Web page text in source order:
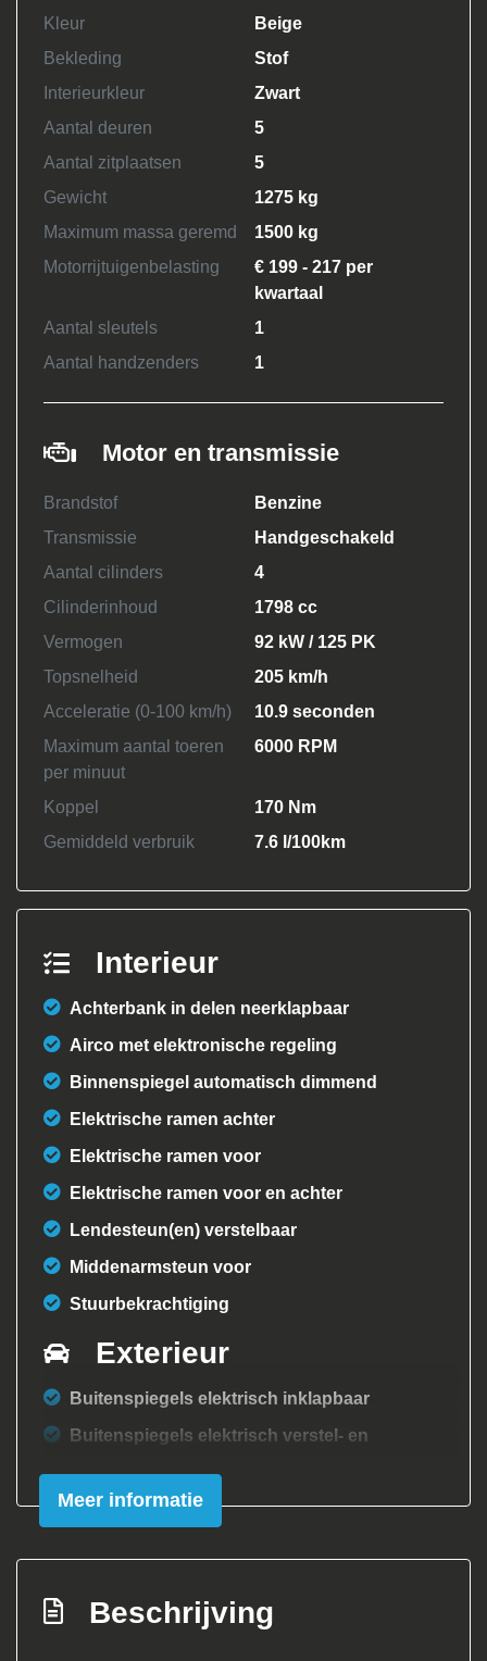
Kleur
Beige
Bekleding
Stof
Interieurkleur
Zwart
Aantal deuren
5
Aantal zitplaatsen
5
Gewicht
1275 kg
Maximum massa geremd
1500 kg
Motorrijtuigenbelasting
€ 199 - 217 per
kwartaal
Aantal sleutels
1
Aantal handzenders
1
Motor en transmissie
Brandstof
Benzine
Transmissie
Handgeschakeld
Aantal cilinders
4
Cilinderinhoud
1798 cc
Vermogen
92 kW / 125 PK
Topsnelheid
205 km/h
Acceleratie (0-100 km/h)
10.9 seconden
Maximum aantal toeren
per minuut
6000 RPM
Koppel
170 Nm
Gemiddeld verbruik
7.6 l/100km
Interieur
Achterbank in delen neerklapbaar
Airco met elektronische regeling
Binnenspiegel automatisch dimmend
Elektrische ramen achter
Elektrische ramen voor
Elektrische ramen voor en achter
Lendesteun(en) verstelbaar
Middenarmsteun voor
Stuurbekrachtiging
Exterieur
Buitenspiegels elektrisch inklapbaar
Buitenspiegels elektrisch verstel- en
Centrale vergrendeling met
afstandsbediening
Koplampreiniging
Metaalkleur
Mistlampen voor
Meer informatie
Beschrijving